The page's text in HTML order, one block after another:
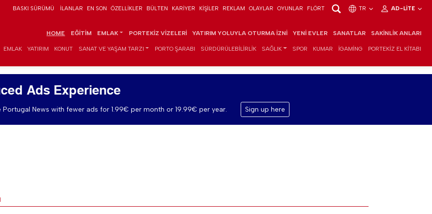
BASKI SÜRÜMÜ İLANLAR EN SON ÖZELLIKLER BÜLTEN KARIYER KIŞILER REKLAM OLAYLAR OYUNLAR FLÖRT TR AD-LITE
HOME EĞITIM EMLAK PORTEKIZ VIZELERI YATIRIM YOLUYLA OTURMA İZNI YENI EVLER SANATLAR SAKINLIK ANLARI
EMLAK YATIRIM KONUT SANAT VE YAŞAM TARZI PORTO ŞARABI SÜRDÜRÜLEBILIRLIK SAĞLIK SPOR KUMAR IGAMING PORTEKIZ EL KITABI
Ads Experience
Portugal News with fewer ads for 1.99€ per month or 19.99€ per year. Sign up here